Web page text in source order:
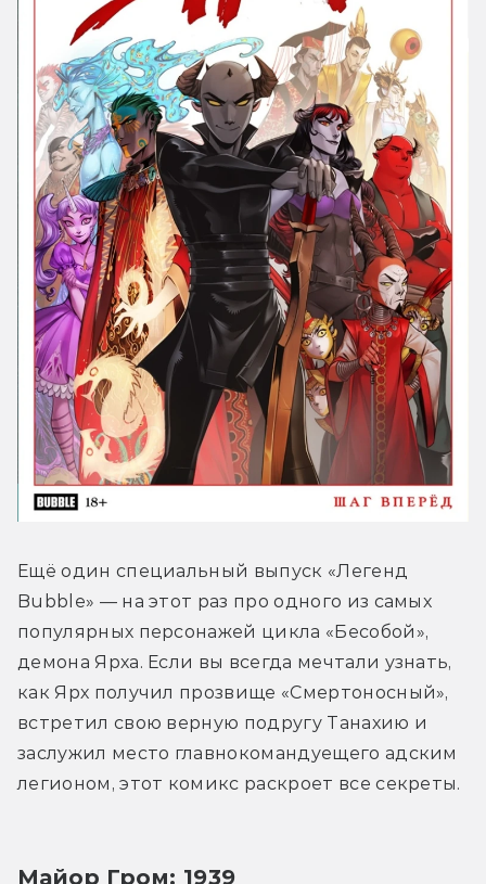
Ещё один специальный выпуск «Легенд
Bubble» — на этот раз про одного из самых
популярных персонажей цикла «Бесобой»,
демона Ярха. Если вы всегда мечтали узнать,
как Ярх получил прозвище «Смертоносный»,
встретил свою верную подругу Танахию и
заслужил место главнокомандуещего адским
легионом, этот комикс раскроет все секреты.
Майор Гром: 1939